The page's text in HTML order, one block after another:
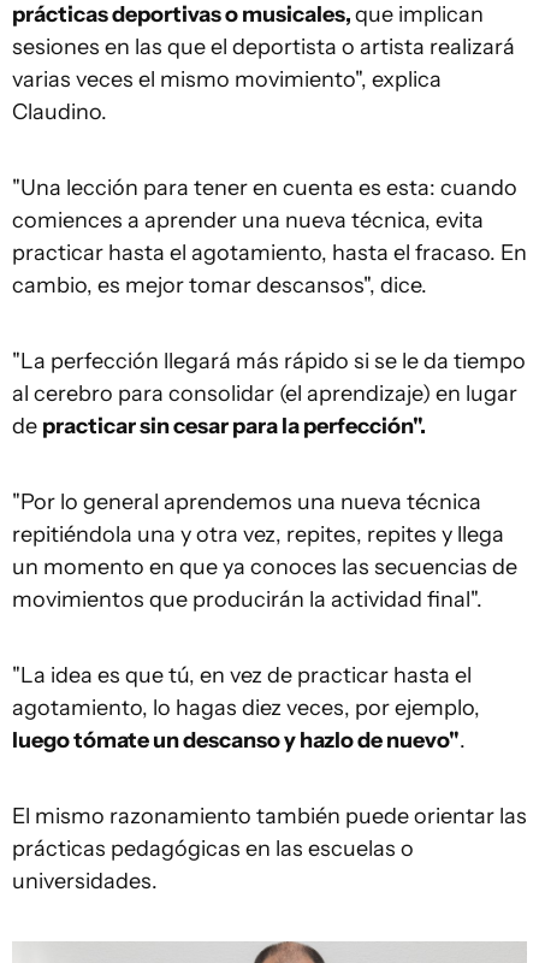
prácticas deportivas o musicales,que implican
sesiones en las que el deportista o artista realizará
varias veces el mismo movimiento", explica
Claudino.
"Una lección para tener en cuenta es esta: cuando
comiences a aprender una nueva técnica, evita
practicar hasta el agotamiento, hasta el fracaso. En
cambio, es mejor tomar descansos", dice.
"La perfección llegará más rápido si se le da tiempo
al cerebro para consolidar (el aprendizaje) en lugar
de practicar sin cesar para la perfección".
"Por lo general aprendemos una nueva técnica
repitiéndola una y otra vez, repites, repites y llega
un momento en que ya conoces las secuencias de
movimientos que producirán la actividad final".
"La idea es que tú, en vez de practicar hasta el
agotamiento, lo hagas diez veces, por ejemplo,
luego tómate un descanso y hazlo de nuevo".
El mismo razonamiento también puede orientar las
prácticas pedagógicas en las escuelas o
universidades.